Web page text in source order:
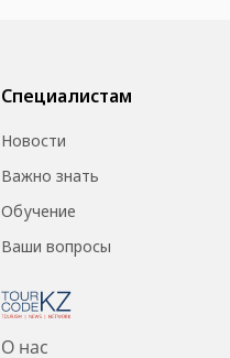
Специалистам
Новости
Важно знать
Обучение
Ваши вопросы
О нас